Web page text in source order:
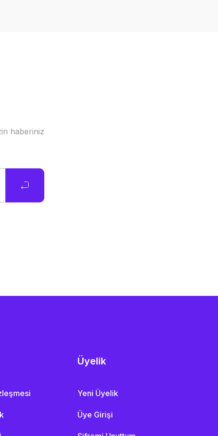
haberiniz
Üyelik
Yeni Üyelik
Üye Girişi